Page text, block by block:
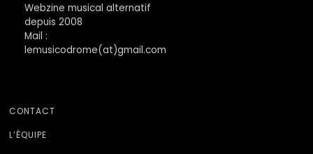
Webzine musical alternatif
depuis 2008
Mail :
lemusicodrome(at)gmail.com
CONTACT
L’ÉQUIPE